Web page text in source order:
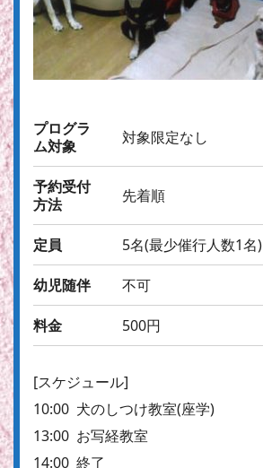
プログラ
ム対象
対象限定なし
予約受付
方法
先着順
定員 5名(最少催行人数1名)
幼児随伴 不可
料金 500円
[スケジュール]
10:00 犬のしつけ教室(座学)
13:00 お写経教室
14:00 終了